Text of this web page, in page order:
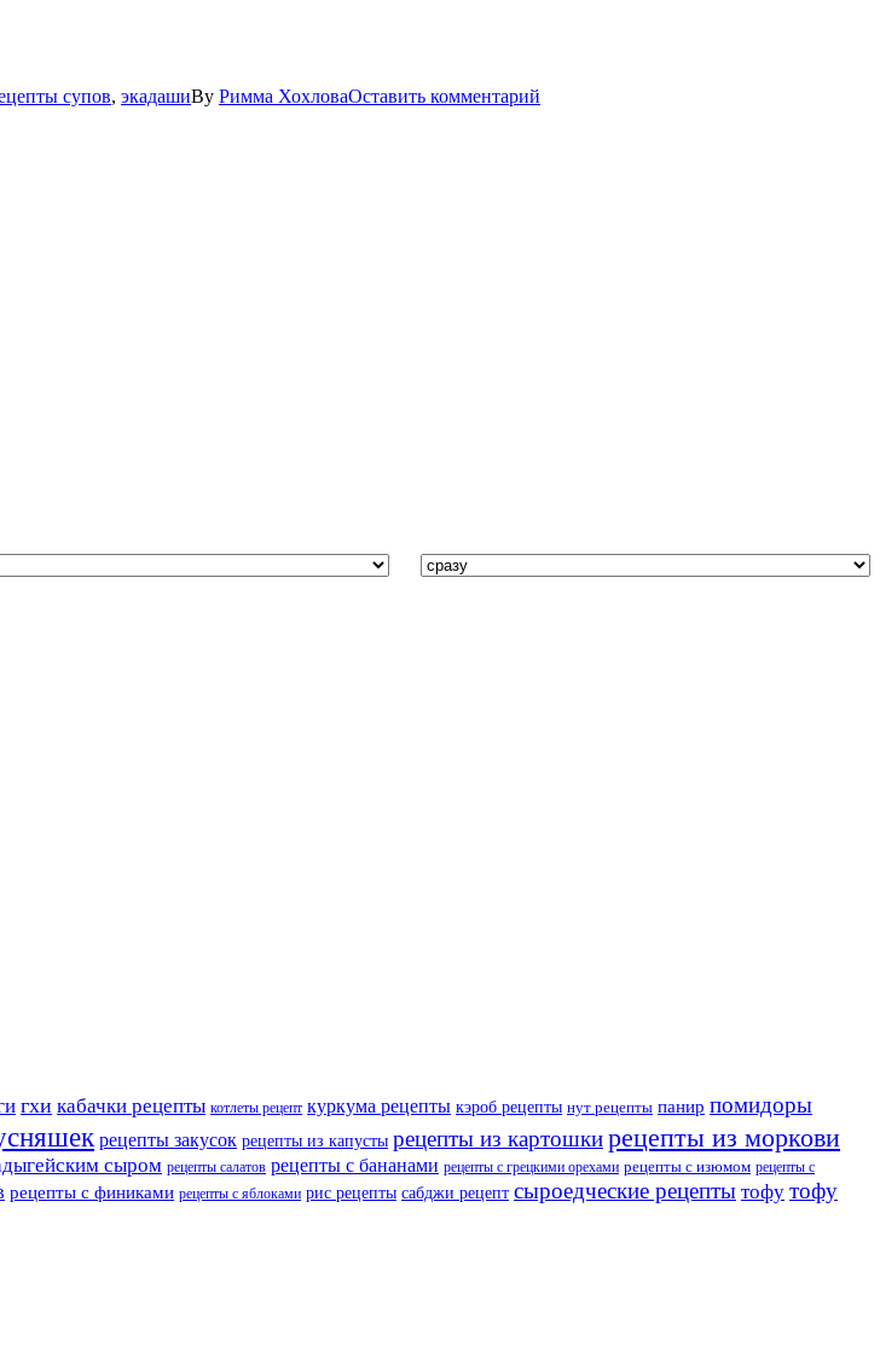
супов, экадашиBy Римма ХохловаОставить комментарий
гхи кабачки рецепты котлеты рецепт куркума рецепты кэроб рецепты нут рецепты панир помидоры
рецепты закусок рецепты из капусты рецепты из картошкирецепты из моркови
сыром рецепты салатов рецепты с бананами рецепты с грецкими орехами рецепты с изюмом рецепты с
рецепты с финиками рецепты с яблоками рис рецепты сабджи рецепт сыроедческие рецепты тофу тофу